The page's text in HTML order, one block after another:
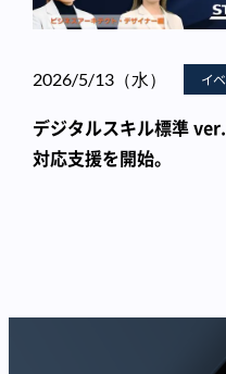
2026/5/13（水） イ
デジタルスキル標準
対応支援を開始。